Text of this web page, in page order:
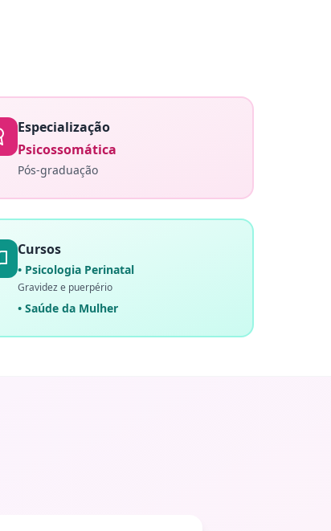
Especialização
Psicossomática
Pós-graduação
Cursos
• Psicologia Perinatal
Gravidez e puerpério
• Saúde da Mulher